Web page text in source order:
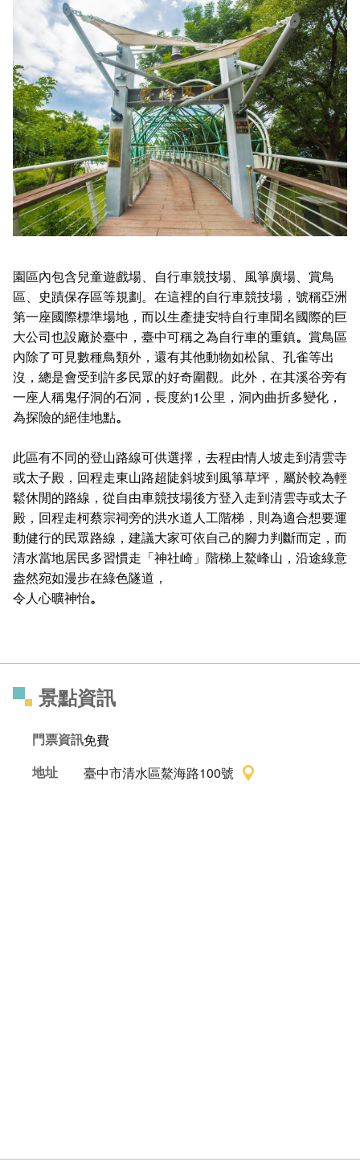
園區內包含兒童遊戲場、自行車競技場、風箏廣場、賞鳥
區、史蹟保存區等規劃。在這裡的自行車競技場，號稱亞洲
第一座國際標準場地，而以生產捷安特自行車聞名國際的巨
大公司也設廠於臺中，臺中可稱之為自行車的重鎮。 賞鳥區
內除了可見數種鳥類外，還有其他動物如松鼠、孔雀等出
沒，總是會受到許多民眾的好奇圍觀。此外，在其溪谷旁有
一座人稱鬼仔洞的石洞，長度約1公里，洞內曲折多變化，
為探險的絕佳地點。
此區有不同的登山路線可供選擇，去程由情人坡走到清雲寺
或太子殿，回程走東山路超陡斜坡到風箏草坪，屬於較為輕
鬆休閒的路線，從自由車競技場後方登入走到清雲寺或太子
殿，回程走柯蔡宗祠旁的洪水道人工階梯，則為適合想要運
動健行的民眾路線，建議大家可依自己的腳力判斷而定，而
清水當地居民多習慣走「神社崎」階梯上鰲峰山，沿途綠意
盎然宛如漫步在綠色隧道，
令人心曠神怡。
景點資訊
門票資訊免費
地址
臺中市清水區鰲海路100號